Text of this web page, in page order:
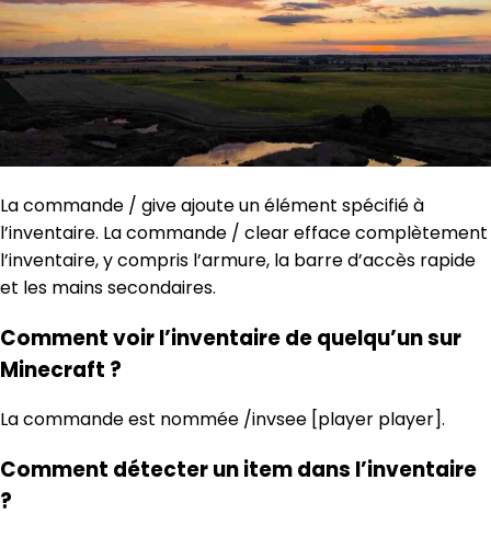
La commande / give ajoute un élément spécifié à
l’inventaire. La commande / clear efface complètement
l’inventaire, y compris l’armure, la barre d’accès rapide
et les mains secondaires.
Comment voir l’inventaire de quelqu’un sur
Minecraft ?
La commande est nommée /invsee [player player].
Comment détecter un item dans l’inventaire
?